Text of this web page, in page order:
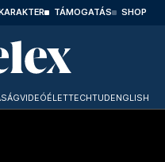
TÁMOGATÁS SHOP
VIDEÓÉLETTECHTUDENGLISH